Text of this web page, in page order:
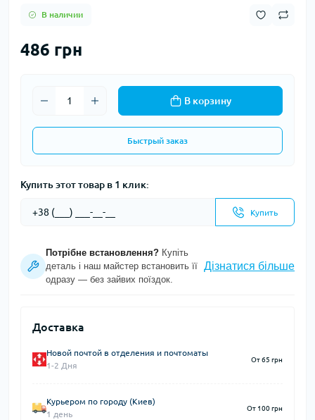
В наличии
486 грн
В корзину
Быстрый заказ
Купить этот товар в 1 клик:
Купить
Потрібне встановлення? Купіть
деталь і наш майстер встановить її
одразу — без зайвих поїздок.
Дізнатися більше
Доставка
Новой почтой в отделения и почтоматы
1-2 Дня
От 65 грн
Курьером по городу (Киев)
1 день
От 100 грн